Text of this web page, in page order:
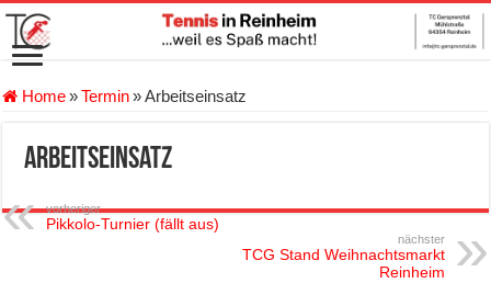
Home»Termin»Arbeitseinsatz
Arbeitseinsatz
vorheriger
Pikkolo-Turnier (fällt aus)
nächster
TCG Stand Weihnachtsmarkt
Reinheim